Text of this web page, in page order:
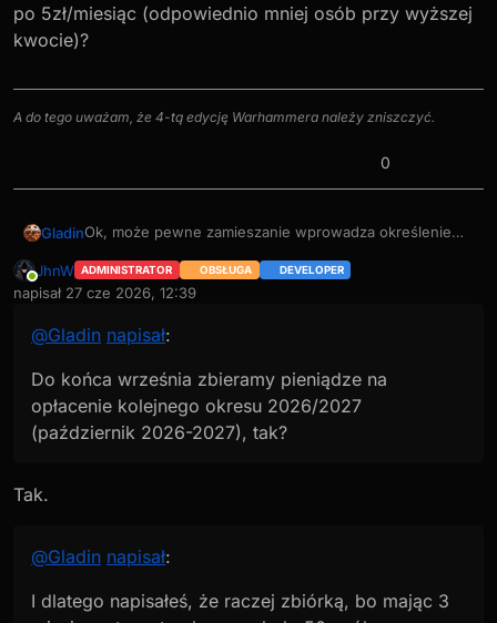
po 5zł/miesiąc (odpowiednio mniej osób przy wyższej
kwocie)?
A do tego uważam, że 4-tą edycję Warhammera należy zniszczyć.
0
GladinOk, może pewne zamieszanie wprowadza określenie
Do końca września zbieramy pieniądze na opłacenie
kolejnego okresu 2026/2027 (październik 2026-2027),
Kiedy piszesz o zbiórce „za 2027” masz na myśli
I dlatego napisałeś, że raczej zbiórką, bo mając 3
miesiące, to potrzeba np. około 50 osób wpłacających
kwocie)?
Online
JhnW ADMINISTRATOR OBSŁUGA DEVELOPER
napisał 27 cze 2026, 12:39
ostatnio edytowany przez
@Gladin napisał:
Do końca września zbieramy pieniądze na
opłacenie kolejnego okresu 2026/2027
(październik 2026-2027), tak?
Tak.
@Gladin napisał:
I dlatego napisałeś, że raczej zbiórką, bo mając 3